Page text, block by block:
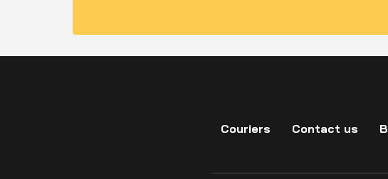
Couriers Contact us